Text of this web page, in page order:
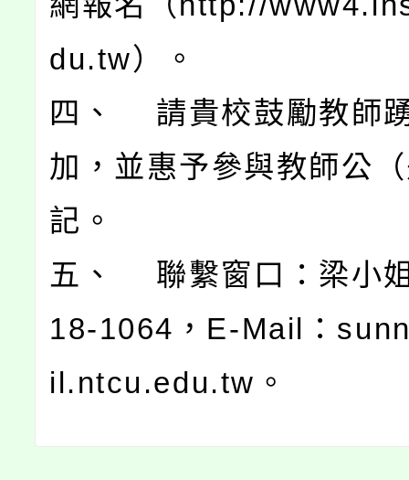
du.tw）。
四、 請貴校鼓勵教師
加，並惠予參與教師公
記。
五、 聯繫窗口：梁小
18-1064，E-Mail：
il.ntcu.edu.tw。